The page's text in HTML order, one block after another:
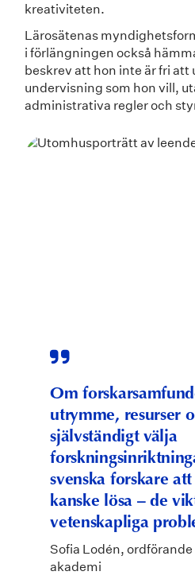
kreativiteten.
Lärosätenas
i förlängningen också
beskrev att hon inte är fri att
undervisning som hon vill,
administrativa regler och
Om
utrymme, resurser
självständigt välja
svenska forskare
kanske lösa – de
vetenskapliga
Sofia Lodén,
akademi